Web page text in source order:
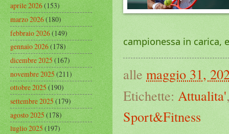
campionessa in carica,
alle maggio 31,
Etichette: Attualita'
Sport&Fitness
aprile 2026(153)
marzo 2026(180)
febbraio 2026(149)
gennaio 2026(178)
dicembre 2025(167)
novembre 2025(211)
ottobre 2025(190)
settembre 2025(179)
agosto 2025(178)
luglio 2025(197)